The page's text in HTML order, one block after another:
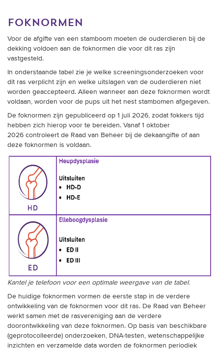
foknormen
Voor de afgifte van een stamboom moeten de ouderdieren bij de
dekking voldoen aan de foknormen die voor dit ras zijn
vastgesteld.
In onderstaande tabel zie je welke screeningsonderzoeken voor
dit ras verplicht zijn en welke uitslagen van de ouderdieren niet
worden geaccepteerd. Alleen wanneer aan deze foknormen wordt
voldaan, worden voor de pups uit het nest stambomen afgegeven.
De foknormen zijn gepubliceerd op 1 juli 2026, zodat fokkers tijd
hebben zich hierop voor te bereiden. Vanaf 1 oktober
2026 controleert de Raad van Beheer bij de dekaangifte of aan
deze foknormen is voldaan.
Kantel je telefoon voor een optimale weergave van de tabel.
De huidige foknormen vormen de eerste stap in de verdere
ontwikkeling van de foknormen voor dit ras. De Raad van Beheer
werkt samen met de rasvereniging aan de verdere
doorontwikkeling van deze foknormen. Op basis van beschikbare